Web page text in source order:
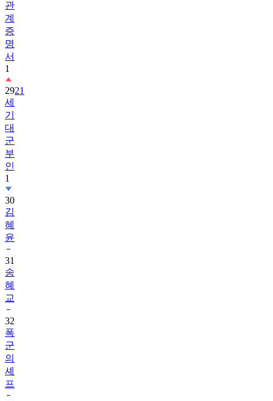
관
계
증
명
서
1
2921
세
기
대
군
부
인
1
30
김
혜
윤
31
송
혜
교
32
폭
군
의
셰
프